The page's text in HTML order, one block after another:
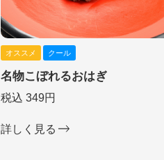
オススメ クール
名物こぼれるおはぎ
税込 349円
詳しく見る